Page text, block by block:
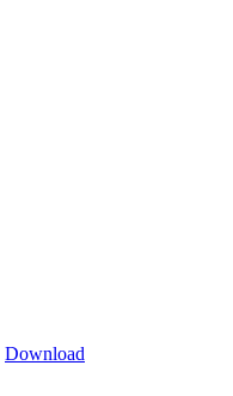
Download